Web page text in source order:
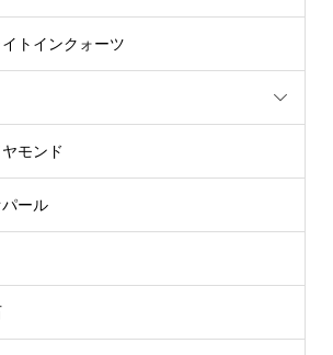
トインクォーツ
モンド
ール